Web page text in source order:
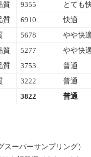
質 9355
とても
質
6910
快適
5678 やや快
質 5277
やや快
質
3753
普通
3222
普通
3822 普通
ーパーサンプリング）